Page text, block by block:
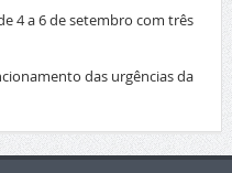
4 a 6 de setembro com três
das urgências da